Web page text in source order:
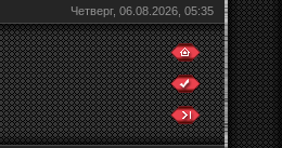
Четверг, 06.08.2026, 05:35